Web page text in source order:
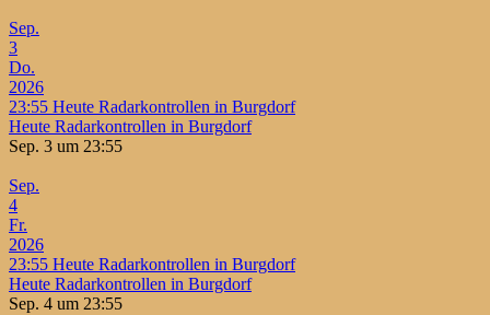
Sep.
3
Do.
2026
23:55 Heute Radarkontrollen in Burgdorf
Heute Radarkontrollen in Burgdorf
Sep. 3 um 23:55
Sep.
4
Fr.
2026
23:55 Heute Radarkontrollen in Burgdorf
Heute Radarkontrollen in Burgdorf
Sep. 4 um 23:55